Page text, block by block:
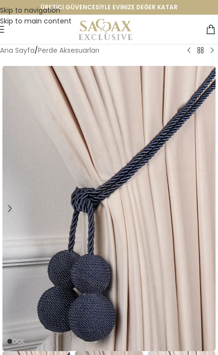
Skip to navigation
Skip to main content
ÜRETİCİ GÜVENCESİYLE EVİNİZE DEĞER KATAR
Ana Sayfa/Perde Aksesuarları